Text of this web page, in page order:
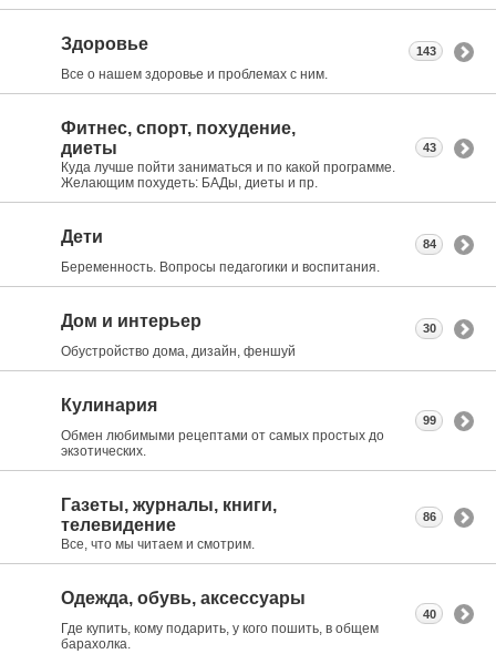
Здоровье
Все о нашем здоровье и проблемах с ним.
143
Фитнес, спорт, похудение,
диеты
Куда лучше пойти заниматься и по какой программе.
Желающим похудеть: БАДы, диеты и пр.
43
Дети
Беременность. Вопросы педагогики и воспитания.
84
Дом и интерьер
Обустройство дома, дизайн, феншуй
30
Кулинария
Обмен любимыми рецептами от самых простых до
экзотических.
99
Газеты, журналы, книги,
телевидение
Все, что мы читаем и смотрим.
86
Одежда, обувь, аксессуары
Где купить, кому подарить, у кого пошить, в общем
барахолка.
40